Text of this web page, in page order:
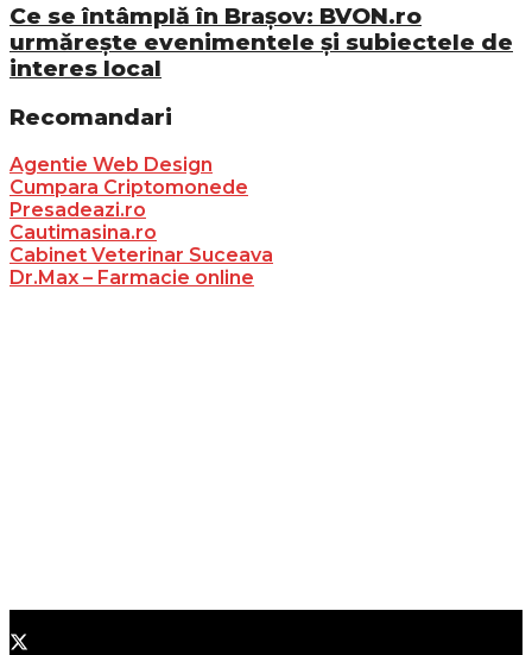
Ce se întâmplă în Brașov: BVON.ro
urmărește evenimentele și subiectele de
interes local
Recomandari
Agentie Web Design
Cumpara Criptomonede
Presadeazi.ro
Cautimasina.ro
Cabinet Veterinar Suceava
Dr.Max – Farmacie online